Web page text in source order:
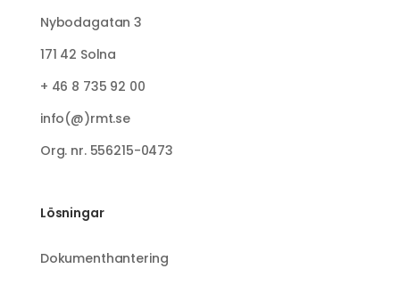
Nybodagatan 3
171 42 Solna
+ 46 8 735 92 00
info(@)rmt.se
Org. nr. 556215-0473
Lösningar
Dokumenthantering